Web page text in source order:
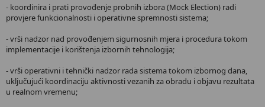
- koordinira i prati provođenje probnih izbora (Mock Election) radi
provjere funkcionalnosti i operativne spremnosti sistema;
- vrši nadzor nad provođenjem sigurnosnih mjera i procedura tokom
implementacije i korištenja izbornih tehnologija;
- vrši operativni i tehnički nadzor rada sistema tokom izbornog dana,
uključujući koordinaciju aktivnosti vezanih za obradu i objavu rezultata
u realnom vremenu;